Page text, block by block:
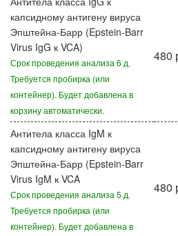
капсидному антигену вируса
Эпштейна-Барр (Epstein-Barr
Virus IgG к VCA)
Срок проведения анализа 6 д.
Требуется пробирка (или
контейнер). Будет добавлена в
корзину автоматически.
480
Антитела класса IgM к
капсидному антигену вируса
Эпштейна-Барр (Epstein-Barr
Virus IgM к VCA
Срок проведения анализа 5 д.
Требуется пробирка (или
контейнер). Будет добавлена в
480